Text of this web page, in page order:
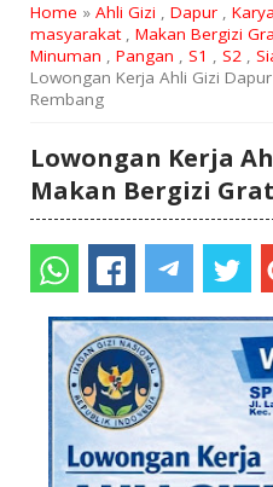
Home » Ahli Gizi , Dapur,
masyarakat, Makan Bergizi
Minuman , Pangan , S1 , S2,
Lowongan Kerja Ahli Gizi
Rembang
Lowongan Kerja
Makan Bergizi